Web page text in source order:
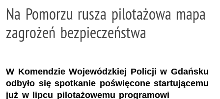
Na Pomorzu rusza pilotażowa mapa
zagrożeń bezpieczeństwa
W Komendzie Wojewódzkiej Policji w Gdańsku
odbyło się spotkanie poświęcone startującemu
już w lipcu pilotażowemu programowi